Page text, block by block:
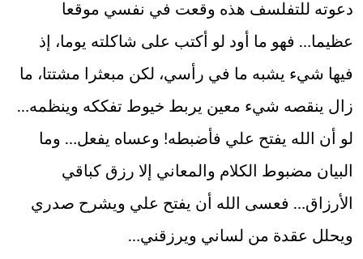
دعوته للتفلسف هذه وقعت في نفسي موقعا
عظيما… فهو ما أود لو أكتب على شاكلته يوما، إذ
فيها شيء يشبه ما في رأسي، لكن مبعثرا مشتتا، ما
زال ينقصه شيء معين يربط خيوط تفككه وينظمه…
لو أن الله يفتح علي فأضبطه! وعساه يفعل… وما
البيان مضبوط الكلام والمعاني إلا رزق كباقي
الأرزاق… فعسى الله أن يفتح علي ويشرح صدري
ويحلل عقدة من لساني ويرزقني…